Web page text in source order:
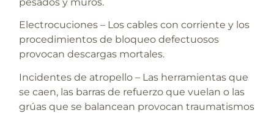
Electrocuciones– Los cables con corriente y los
procedimientos de bloqueo defectuosos
provocan descargas mortales.
Incidentes de atropello– Las herramientas que
se caen, las barras de refuerzo que vuelan o las
grúas que se balancean provocan traumatismos